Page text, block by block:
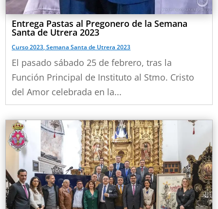
Entrega Pastas al Pregonero de la Semana
Santa de Utrera 2023
Curso 2023,Semana Santa de Utrera 2023
El pasado sábado 25 de febrero, tras la
Función Principal de Instituto al Stmo. Cristo
del Amor celebrada en la...